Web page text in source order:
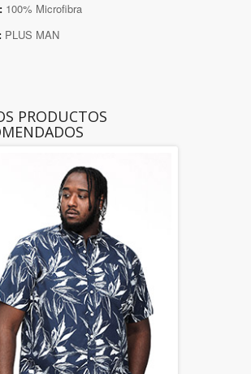
100% Microfibra
PLUS MAN
PRODUCTOS